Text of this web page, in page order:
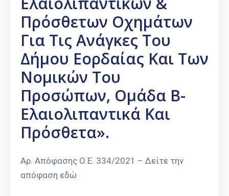
Πρόσθετων Οχημάτων
Για Τις Ανάγκες Του
Δήμου Εορδαίας Και Των
Νομικών Του
Προσώπων, Ομάδα Β-
Ελαιολιπαντικά Και
Πρόσθετα».
Αρ. Απόφασης Ο.Ε. 334/2021 – Δείτε την
απόφαση εδώ